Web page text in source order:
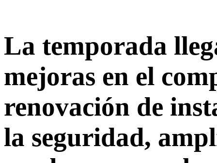
La temporada
mejoras en el
renovación de
la seguridad,